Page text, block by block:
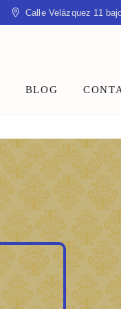
Calle Velázquez 11
BLOG